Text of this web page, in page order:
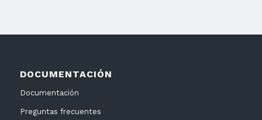
DOCUMENTACIÓN
Documentación
Preguntas frecuentes